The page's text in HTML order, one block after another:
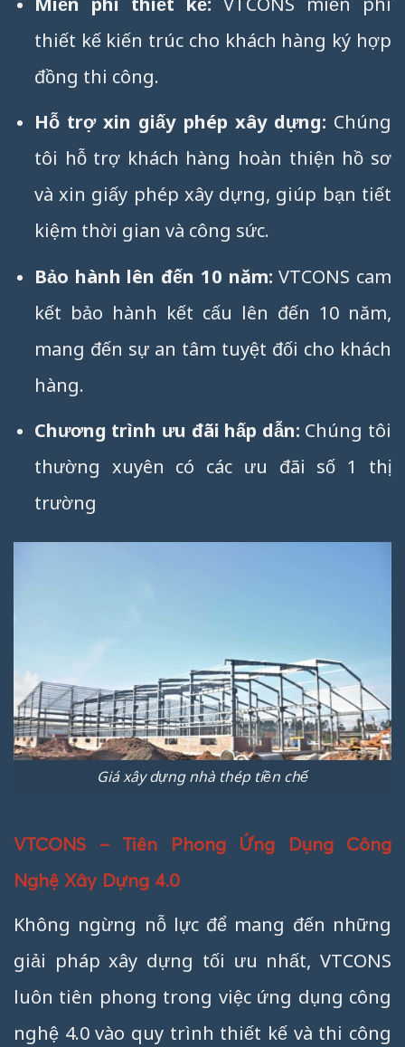
thiết kế kiến trúc cho khách hàng ký hợp
đồng thi công.
Hỗ trợ xin giấy phép xây dựng: Chúng
tôi hỗ trợ khách hàng hoàn thiện hồ sơ
và xin giấy phép xây dựng, giúp bạn tiết
kiệm thời gian và công sức.
Bảo hành lên đến 10 năm: VTCONS cam
kết bảo hành kết cấu lên đến 10 năm,
mang đến sự an tâm tuyệt đối cho khách
hàng.
Chương trình ưu đãi hấp dẫn: Chúng tôi
thường xuyên có các ưu đãi số 1 thị
trường
Giá xây dựng nhà thép tiền chế
VTCONS – Tiên Phong Ứng Dụng Công
Nghệ Xây Dựng 4.0
Không ngừng nỗ lực để mang đến những
giải pháp xây dựng tối ưu nhất, VTCONS
luôn tiên phong trong việc ứng dụng công
nghệ 4.0 vào quy trình thiết kế và thi công